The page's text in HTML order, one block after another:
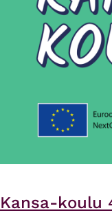
Kansa-koulu